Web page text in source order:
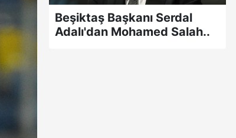
Beşiktaş Başkanı Serdal
Adalı'dan Mohamed Salah..